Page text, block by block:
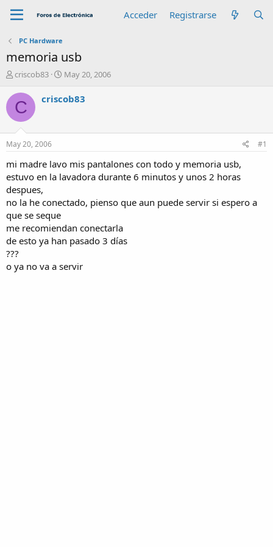
Acceder Registrarse
PC Hardware
memoria usb
A
t
o
r
criscob83
F
c
n
c
o
May 20, 2006
C criscob83
May 20, 2006 #1
mi madre lavo mis pantalones con todo y memoria usb,
estuvo en la lavadora durante 6 minutos y unos 2 horas
despues,
no la he conectado, pienso que aun puede servir si espero a
que se seque
me recomiendan conectarla
de esto ya han pasado 3 días
???
o ya no va a servir